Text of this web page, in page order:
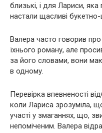
близькі, і для Лариси,
настали щасливі букетно-
Валера часто говорив
їхнього роману, але
за його словами, вони
в одному.
Перевірка впевненості
коли Лариса зрозуміла, що
участі у змаганнях, що,
непоміченим. Валера